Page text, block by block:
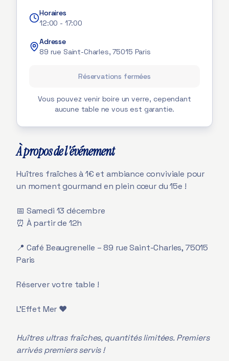
À propos de l'événement
Huîtres fraîches à 1€ et ambiance conviviale pour
un moment gourmand en plein cœur du 15e !
📅 Samedi 13 décembre
⏰ À partir de 12h
📍 Café Beaugrenelle – 89 rue Saint-Charles, 75015
Paris
Réserver votre table !
L'Effet Mer ❤️
Huîtres ultras fraîches, quantités limitées. Premiers
arrivés premiers servis !
Horaires
12:00 - 17:00
Adresse
89 rue Saint-Charles, 75015 Paris
Réservations fermées
Vous pouvez venir boire un verre, cependant
aucune table ne vous est garantie.